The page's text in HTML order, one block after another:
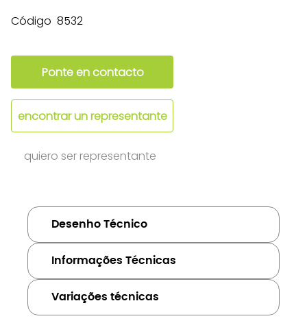
Código 8532
Ponte en contacto
encontrar un representante
quiero ser representante
Desenho Técnico
Informações Técnicas
Variações técnicas